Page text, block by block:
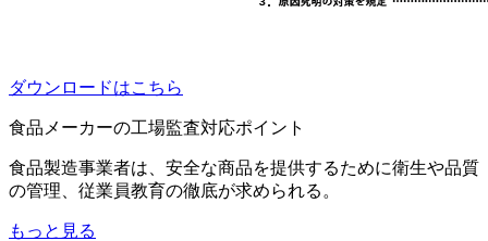
ダウンロードはこちら
食品メーカーの工場監査対応ポイント
食品製造事業者は、安全な商品を提供するために衛生や品質
の管理、従業員教育の徹底が求められる。
もっと見る